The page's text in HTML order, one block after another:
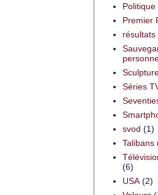
Politique
Premier
Séries
svod (1)
Talibans
(6)
USA (2)